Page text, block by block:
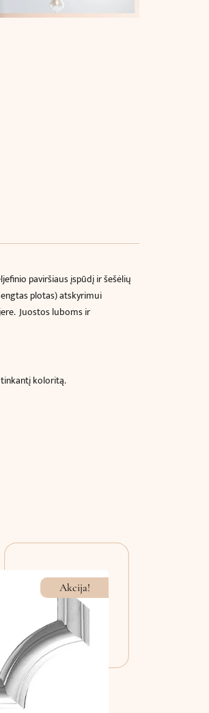
paviršiaus įspūdį ir šešėlių
plotas) atskyrimui
Juostos luboms ir
koloritą.
Akcija!